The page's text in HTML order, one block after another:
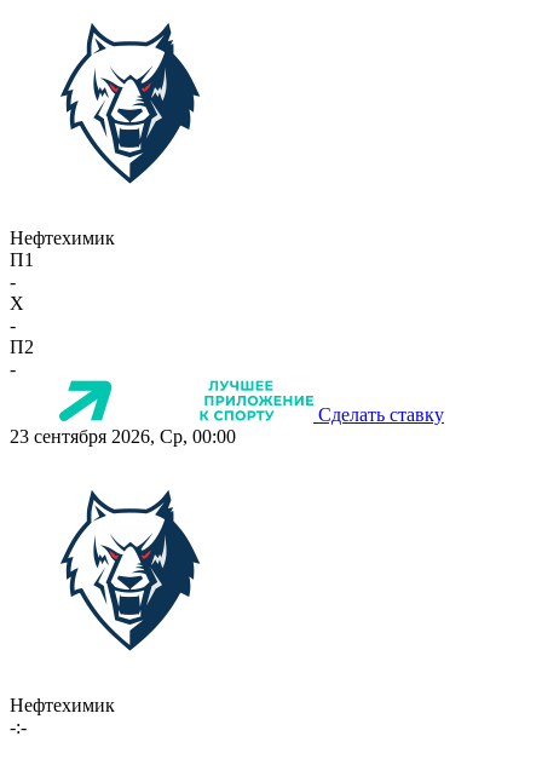
Нефтехимик
П1
-
X
-
П2
-
Сделать ставку
23 сентября 2026, Ср, 00:00
Нефтехимик
-:-